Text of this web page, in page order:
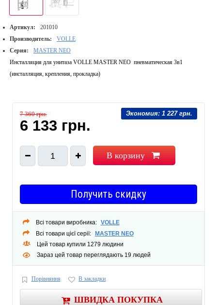
Артикул:
201010
Производитель:
VOLLE
Серия:
MASTER NEO
Инсталляция для унитаза VOLLE MASTER NEO пневматическая 3в1
(инсталляция, крепления, прокладка)
Экономия: 1 227 грн.
7 360 грн.
6 133 грн.
1 В корзину
Получить скидку
Всі товари виробника: VOLLE
Всі товари цієї серії:
MASTER NEO
Цей товар купили 1279 людини
Зараз цей товар переглядають 19 людей
Порівняння В закладки
ШВИДКА ПОКУПКА